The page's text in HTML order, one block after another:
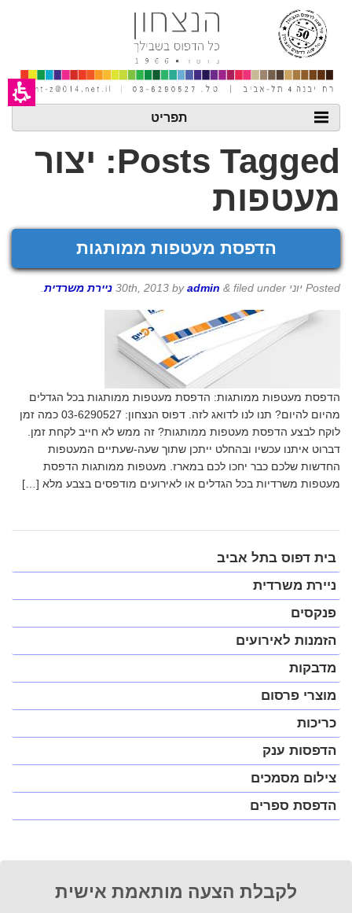
אינטרנט,
אנטר
לאזור
תוכן
תפריט
Posts Tagged:
יצור
מעטפות
הדפסת מעטפות ממותגות
Posted יוני 30th, 2013 byadmin & filed under ניירת משרדית
הדפסת מעטפות ממותגות: הדפסת מעטפות ממותגות בכל הגדלים
מהיום להיום? תנו לנו לדואג לזה. דפוס הנצחון: 03-6290527 כמה זמן
לוקח לבצע הדפסת מעטפות ממותגות? זה ממש לא חייב לקחת זמן.
דברוט איתנו עכשיו ובהחלט ייתכן שתוך שעה-שעתיים המעטפות
החדשות שלכם כבר יחכו לכם במארז. מעטפות ממותגות הדפסת
מעטפות משרדיות בכל הגדלים או לאירועים מודפסים בצבע מלא […]
פתח
תפריט
במצב
נגיש
(התפריט
יפתח
בחלונית
בית דפוס בתל אביב
ניירת משרדית
פנקסים
הזמנות לאירועים
מדבקות
מוצרי פרסום
כריכות
הדפסות ענק
צילום מסמכים
הדפסת ספרים
לקבלת הצעה מותאמת אישית